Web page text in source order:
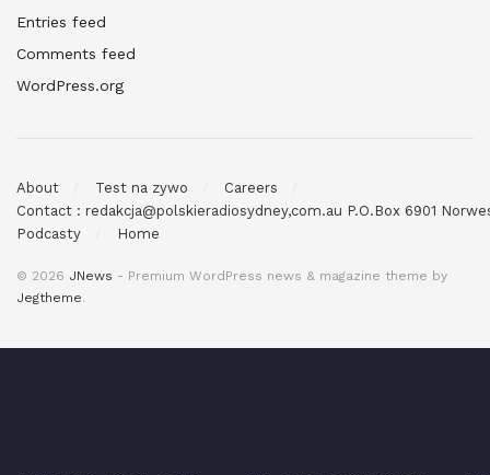
Entries feed
Comments feed
WordPress.org
About Test na zywo
Careers
Contact : redakcja@polskieradiosydney,com.au P.O.Box 6901
Podcasty
Home
© 2026 JNews - Premium WordPress news & magazine theme by
Jegtheme.